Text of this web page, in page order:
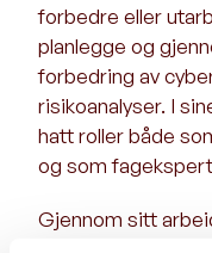
forbedre eller
planlegge og
forbedring av
risikoanalyser. I
hatt roller både
og som
Gjennom sitt